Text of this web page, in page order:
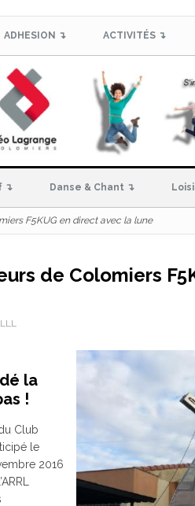
ADHESION ↴ ACTIVITÉS ↴
↴ Danse & Chant ↴
F5KUG en direct avec la lune
de Colomiers
la
!
Club
le
2016